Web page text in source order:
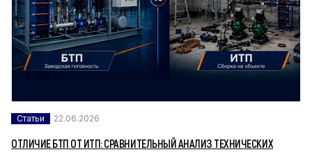
Статьи 22.06.2026
ОТЛИЧИЕ БТП ОТ ИТП: СРАВНИТЕЛЬНЫЙ АНАЛИЗ ТЕХНИЧЕСКИХ